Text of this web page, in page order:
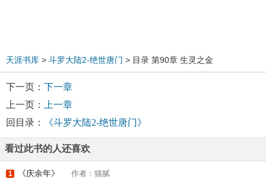
天涯书库 > 斗罗大陆2-绝世唐门 > 目录 第90章 生灵之金
下一页： 下一章
上一页：
上一章
回目录：
《斗罗大陆2-绝世唐门》
看过此书的人还喜欢
1 《庆余年》 作者：猫腻